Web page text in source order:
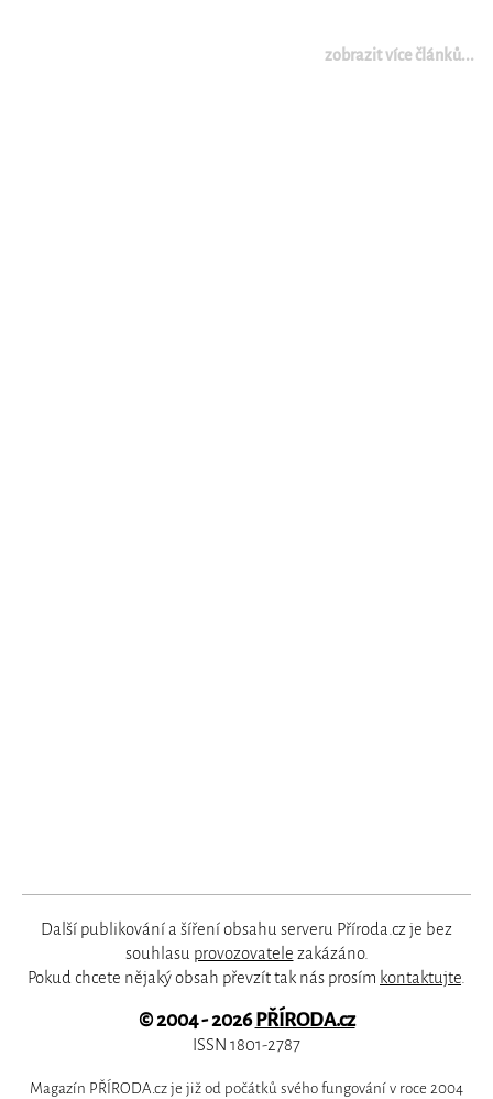
zobrazit více článků...
Další publikování a šíření obsahu serveru Příroda.cz je bez
souhlasu provozovatele zakázáno.
Pokud chcete nějaký obsah převzít tak nás prosím kontaktujte.
© 2004 - 2026PŘÍRODA.cz
ISSN 1801-2787
Magazín PŘÍRODA.cz je již od počátků svého fungování v roce 2004